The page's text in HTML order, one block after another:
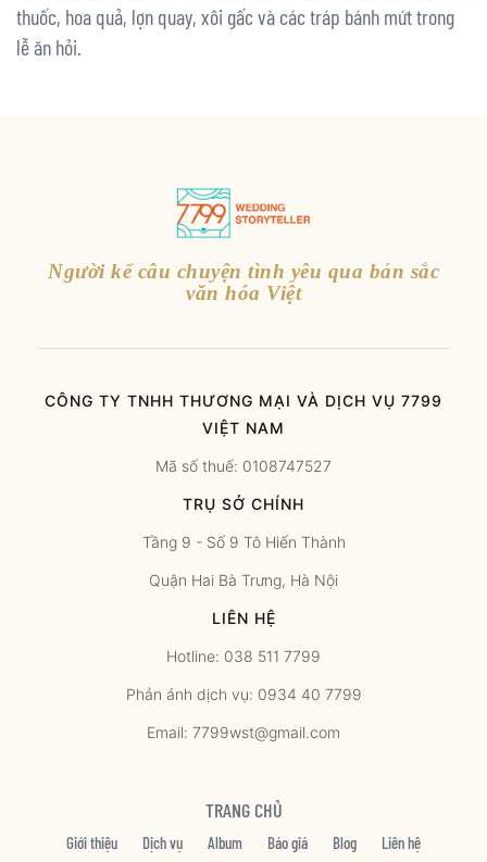
thuốc, hoa quả, lợn quay, xôi gấc và các tráp bánh mứt trong
lễ ăn hỏi.
Người kể câu chuyện tình yêu qua bản sắc
văn hóa Việt
CÔNG TY TNHH THƯƠNG MẠI VÀ DỊCH VỤ 7799
VIỆT NAM
Mã số thuế: 0108747527
TRỤ SỞ CHÍNH
Tầng 9 - Số 9 Tô Hiến Thành
Quận Hai Bà Trưng, Hà Nội
LIÊN HỆ
Hotline: 038 511 7799
Phản ánh dịch vụ: 0934 40 7799
Email: 7799wst@gmail.com
TRANG CHỦ
Giới thiệu Dịch vụ Album Báo giá Blog Liên hệ